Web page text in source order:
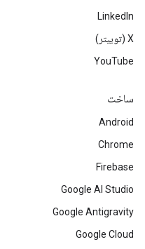
LinkedIn
‫X (توییتر)
YouTube
ساخت
Android
Chrome
Firebase
Google AI Studio
Google Antigravity
Google Cloud